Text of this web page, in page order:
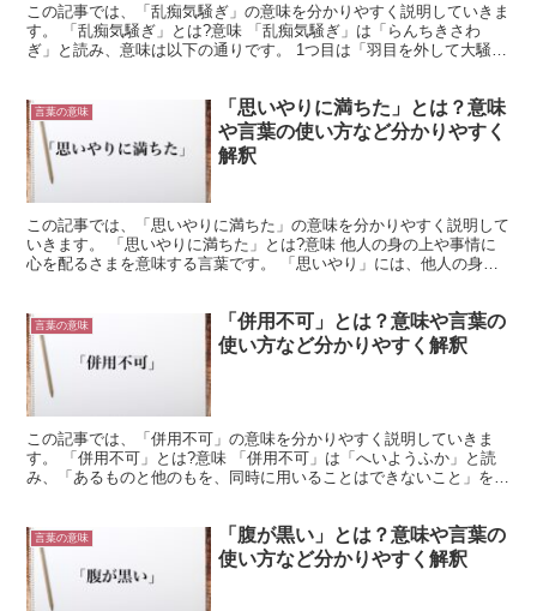
この記事では、「乱痴気騒ぎ」の意味を分かりやすく説明していきま
す。 「乱痴気騒ぎ」とは?意味 「乱痴気騒ぎ」は「らんちきさわ
ぎ」と読み、意味は以下の通りです。 1つ目は「羽目を外して大騒ぎ
言葉の意味
「思いやりに満ちた」とは？意味
や言葉の使い方など分かりやすく
解釈
この記事では、「思いやりに満ちた」の意味を分かりやすく説明して
いきます。 「思いやりに満ちた」とは?意味 他人の身の上や事情に
心を配るさまを意味する言葉です。 「思いやり」には、他人の身の
言葉の意味
「併用不可」とは？意味や言葉の
使い方など分かりやすく解釈
この記事では、「併用不可」の意味を分かりやすく説明していきま
す。 「併用不可」とは?意味 「併用不可」は「へいようふか」と読
み、「あるものと他のもを、同時に用いることはできないこと」を意
言葉の意味
「腹が黒い」とは？意味や言葉の
使い方など分かりやすく解釈